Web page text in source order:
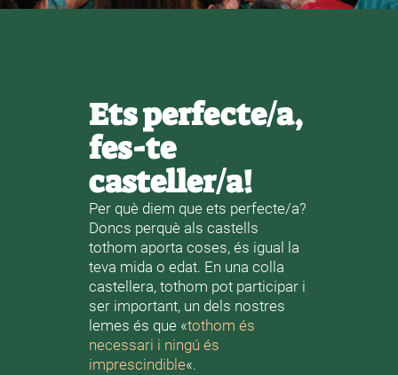
Ets perfecte/a,
fes-te
casteller/a!
Per què diem que ets perfecte/a?
Doncs perquè als castells
tothom aporta coses, és igual la
teva mida o edat. En una colla
castellera, tothom pot participar i
ser important, un dels nostres
lemes és que «tothom és
necessari i ningú és
imprescindible«.